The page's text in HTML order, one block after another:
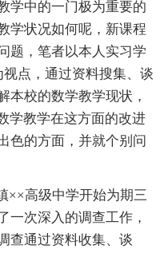
中的一门极为重要的
学状况如何呢，新课程
题，笔者以本人实习学
点，通过资料搜集、谈
本校的数学教学现状，
学教学在这方面的改进
色的方面，并就个别问
高级中学开始为期三
一次深入的调查工作，
查通过资料收集、谈